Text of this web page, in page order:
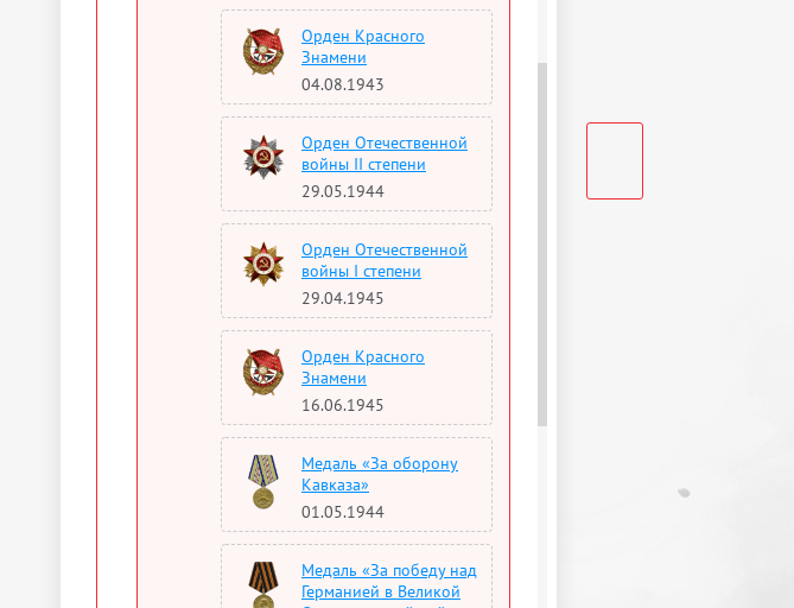
Орден Красного
Знамени
04.08.1943
Орден Отечественной
войны II степени
29.05.1944
Орден Отечественной
войны I степени
29.04.1945
Орден Красного
Знамени
16.06.1945
Медаль «За оборону
Кавказа»
01.05.1944
Медаль «За победу над
Германией в Великой